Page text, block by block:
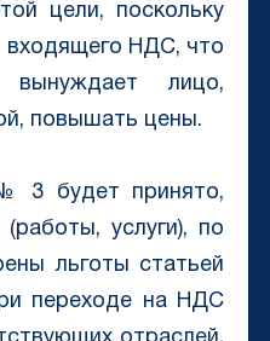
цели, поскольку
входящего НДС, что
лицо,
повышать цены.
3 будет принято,
услуги), по
льготы статьей
переходе на НДС